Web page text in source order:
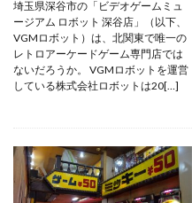
埼玉県深谷市の「ビデオゲームミュ
ージアム ロボット 深谷店」（以下、
VGMロボット）は、北関東で唯一の
レトロアーケードゲーム専門店では
ないだろうか。 VGMロボットを運営
している株式会社ロボットは20[…]